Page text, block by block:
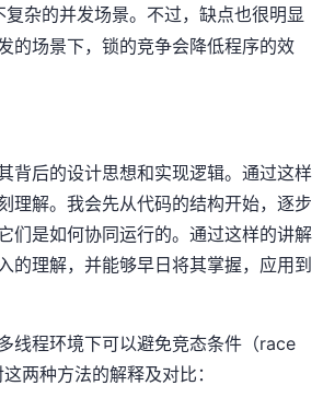
杂的并发场景。不过，缺点也很明显
场景下，锁的竞争会降低程序的效
背后的设计思想和实现逻辑。通过这样
理解。我会先从代码的结构开始，逐步
们是如何协同运行的。通过这样的讲解
的理解，并能够早日将其掌握，应用到
线程环境下可以避免竞态条件（race
两种方法的解释及对比：